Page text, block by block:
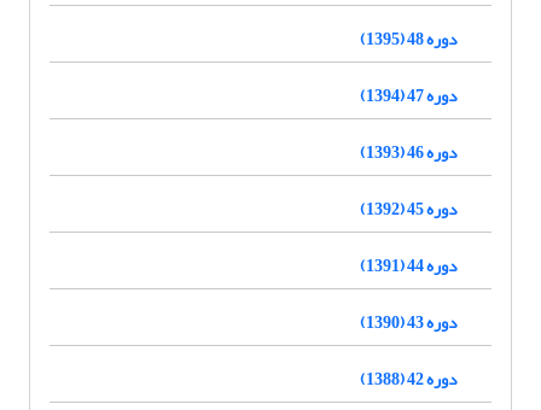
دوره 48 (1395)
دوره 47 (1394)
دوره 46 (1393)
دوره 45 (1392)
دوره 44 (1391)
دوره 43 (1390)
دوره 42 (1388)